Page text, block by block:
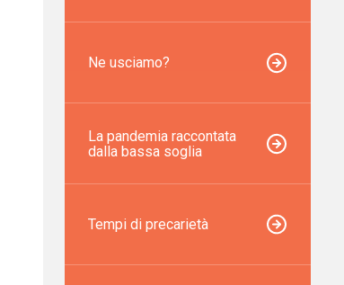
Ne usciamo?
La pandemia raccontata
dalla bassa soglia
Tempi di precarietà